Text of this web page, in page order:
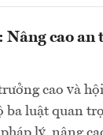
cao an
cao và
ba luật quan